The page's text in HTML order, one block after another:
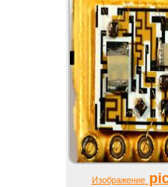
Изображение